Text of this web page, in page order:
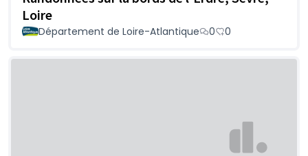
Loire
Département de Loire-Atlantique 0 0